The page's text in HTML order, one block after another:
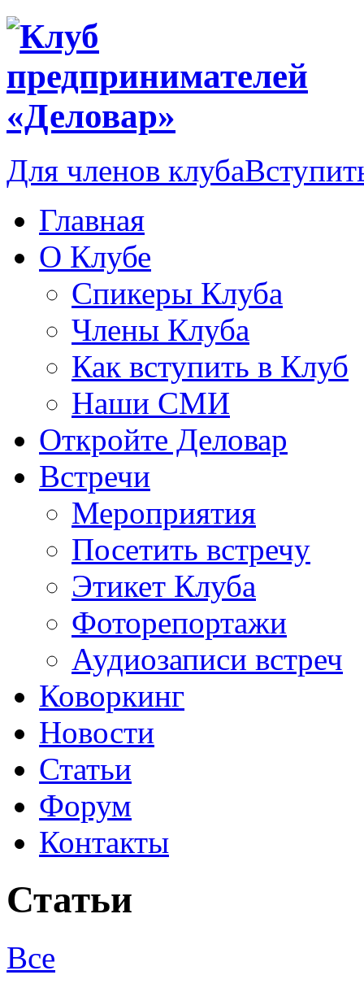
Для членов клуба
Главная
О Клубе
Спикеры Клуба
Члены Клуба
Как вступить в Клуб
Наши СМИ
Откройте Деловар
Встречи
Мероприятия
Посетить встречу
Этикет Клуба
Фоторепортажи
Аудиозаписи встреч
Коворкинг
Новости
Статьи
Форум
Контакты
Статьи
Все